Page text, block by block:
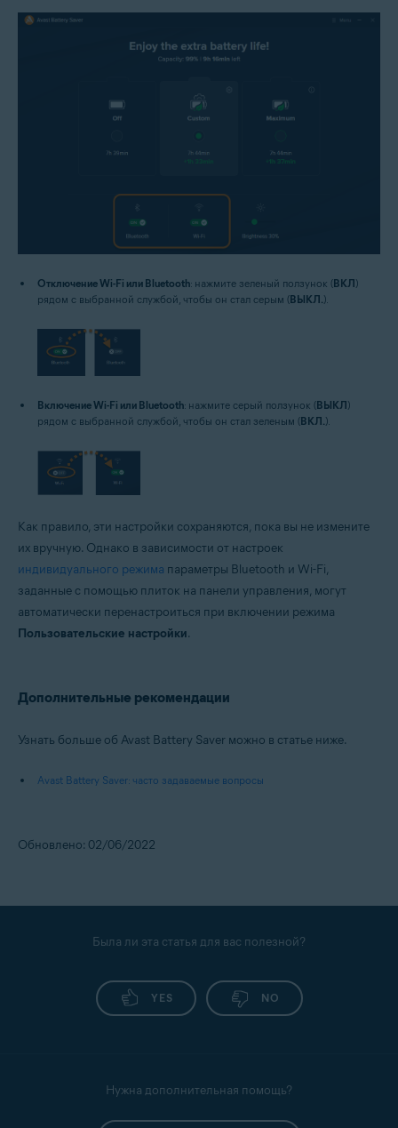
Отключение Wi-Fi или Bluetooth: нажмите зеленый ползунок (ВКЛ)
рядом с выбранной службой, чтобы он стал серым (ВЫКЛ.).
Включение Wi-Fi или Bluetooth: нажмите серый ползунок (ВЫКЛ)
рядом с выбранной службой, чтобы он стал зеленым (ВКЛ.).
Как правило, эти настройки сохраняются, пока вы не измените
их вручную. Однако в зависимости от настроек
индивидуального режима параметры Bluetooth и Wi-Fi,
заданные с помощью плиток на панели управления, могут
автоматически перенастроиться при включении режима
Пользовательские настройки.
Дополнительные рекомендации
Узнать больше об Avast Battery Saver можно в статье ниже.
Avast Battery Saver: часто задаваемые вопросы
Обновлено: 02/06/2022
Была ли эта статья для вас полезной?
YES NO
Нужна дополнительная помощь?